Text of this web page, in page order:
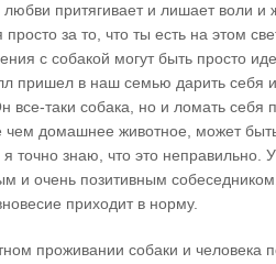
притягивает и лишает воли и
просто за то, что ты есть на этом
с собакой могут быть просто
пришел в наш семью дарить себя
таки собака, но и ломать себя
домашнее животное, может
точно знаю, что это неправильно.
и очень позитивным
приходит в норму.
проживании собаки и